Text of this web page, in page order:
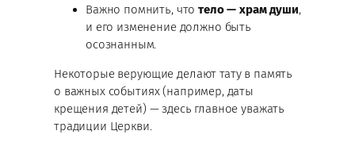
Важно помнить, чтотело — храм души,
и его изменение должно быть
осознанным.
Некоторые верующие делают тату в память
о важных событиях (например, даты
крещения детей) — здесь главное уважать
традиции Церкви.